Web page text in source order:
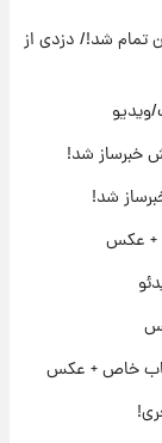
مرکز تجارت
از رهبر جدید
خاتمی/ویدیو
تمام شد!/ دزدی از
ویدیو
خبرساز شد!
شد!
+ عکس
قاب خاص + عکس